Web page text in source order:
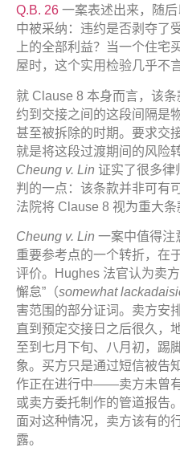
Q.B. 26 一案表述出来，随
中被采纳：违约是否剥夺了
上的全部利益？当一个住宅
屋时，这个实用检验几乎不
就 Clause 8 本身而言，该
约到交接之间的这段间隔是
甚至被拆除的时期。要求交
就是将这段过渡期间的风险
Cheung v. Lin 证实了很多律
判的一点：该条款并非可有
法院将 Clause 8 视为重大条
Cheung v. Lin 一案中值得注
重要参考点的一个转折，在
评价。Hughes 法官认为卖
懈怠”（somewhat
害范围的部分证词。卖方安
直到预定交接日之后很久，
至到七月下旬、八月初，踢
象。买方只是通过短信被告
作正在进行中——卖方未曾
或卖方委托制作的管道报告
面对这种情况，卖方该有的
露。